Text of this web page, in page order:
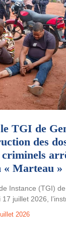
TGI de
des
criminels
« Marteau »
Instance (TGI)
juillet 2026,
2026